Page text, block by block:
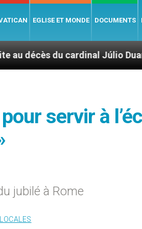
EGLISE ET MONDE DOCUMENTS
cardinal Júlio Duarte Langa
servir à
jubilé à Rome